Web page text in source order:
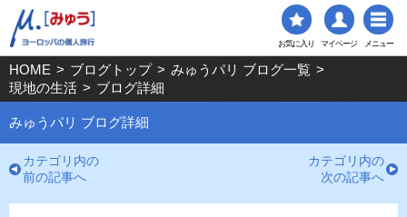
お気に入り マイページ メニュー
HOME > ブログトップ > みゅうパリ ブログ一覧 >
現地の生活 > ブログ詳細
みゅうパリ ブログ詳細
カテゴリ内の
前の記事へ
カテゴリ内の
次の記事へ